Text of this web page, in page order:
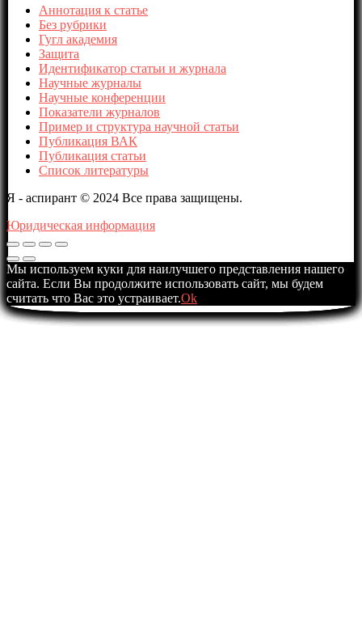
Аннотация к статье
Без рубрики
Гугл академия
Защита
Идентификатор статьи и журнала
Научные журналы
Научные конференции
Показатели журналов
Пример и структура научной статьи
Публикация ВАК
Публикация статьи
Список литературы
Я - аспирант © 2024 Все права защищены.
Юридическая информация
Мы используем куки для наилучшего представления нашего
сайта. Если Вы продолжите использовать сайт, мы будем
считать что Вас это устраивает.Ok